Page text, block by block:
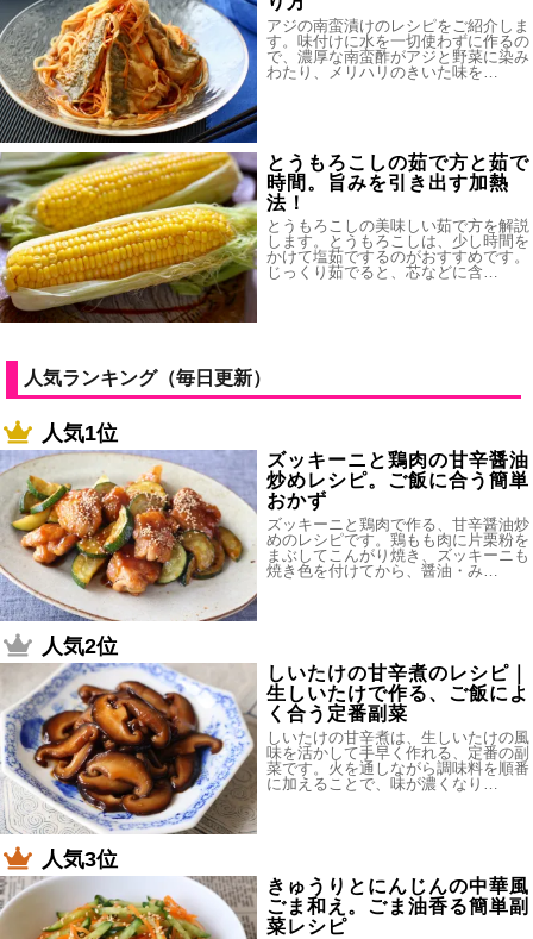
アジの南蛮漬けのレシピをご紹介しま
す。味付けに水を一切使わずに作るの
で、濃厚な南蛮酢がアジと野菜に染み
わたり、メリハリのきいた味を…
とうもろこしの茹で方と茹で
時間。旨みを引き出す加熱
法！
とうもろこしの美味しい茹で方を解説
します。とうもろこしは、少し時間を
かけて塩茹でするのがおすすめです。
じっくり茹でると、芯などに含…
人気ランキング（毎日更新）
人気1位
ズッキーニと鶏肉の甘辛醤油
炒めレシピ。ご飯に合う簡単
おかず
ズッキーニと鶏肉で作る、甘辛醤油炒
めのレシピです。鶏もも肉に片栗粉を
まぶしてこんがり焼き、ズッキーニも
焼き色を付けてから、醤油・み…
人気2位
しいたけの甘辛煮のレシピ｜
生しいたけで作る、ご飯によ
く合う定番副菜
しいたけの甘辛煮は、生しいたけの風
味を活かして手早く作れる、定番の副
菜です。火を通しながら調味料を順番
に加えることで、味が濃くなり…
人気3位
きゅうりとにんじんの中華風
ごま和え。ごま油香る簡単副
菜レシピ